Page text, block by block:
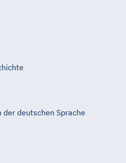
der deutschen Sprache